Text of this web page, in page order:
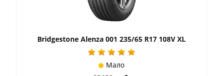
Bridgestone Alenza 001 235/65 R17 108V XL
Мало